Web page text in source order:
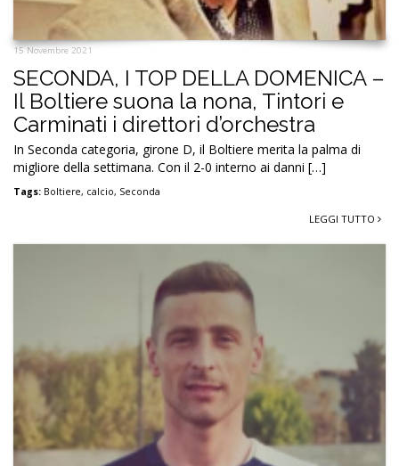
15 Novembre 2021
SECONDA, I TOP DELLA DOMENICA –
Il Boltiere suona la nona, Tintori e
Carminati i direttori d’orchestra
In Seconda categoria, girone D, il Boltiere merita la palma di
migliore della settimana. Con il 2-0 interno ai danni […]
Tags: Boltiere, calcio, Seconda
LEGGI TUTTO